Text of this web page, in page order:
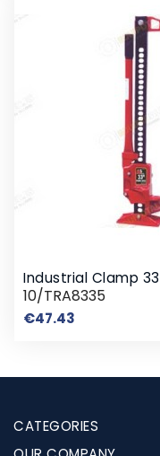
Industrial Clamp 33
10/TRA8335
€47.43
CATEGORIES